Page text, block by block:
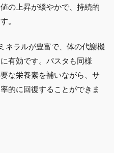
の上昇が緩やかで、持続的
。
ネラルが豊富で、体の代謝機
有効です。パスタも同様
な栄養素を補いながら、サ
的に回復することができま